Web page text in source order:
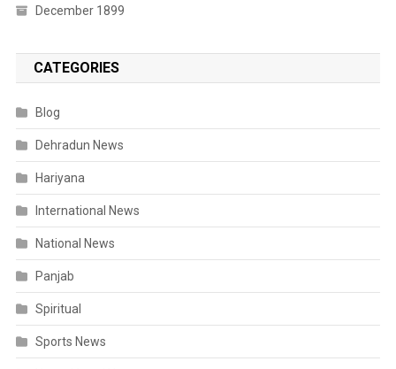
December 1899
CATEGORIES
Blog
Dehradun News
Hariyana
International News
National News
Panjab
Spiritual
Sports News